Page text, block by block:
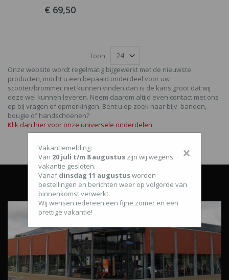
€ 69,50
Toon
Onze website wordt regelmatig bijgewerkt met de nieuwste
producten, mocht u een bepaald onderdeel voor uw
scooter/brommer niet kunnen vinden dan is de kans groot dat wij
deze wel kunnen leveren. Neem daarom altijd even contact met ons
op bij vragen of opmerkingen. Bent u op zoek naar bijv. banden,
bougie of handschoenen?
Klik dan hier voor onze universele onderdelen
×
Vakantiemelding:
Van 20 juli t/m 8 augustus zijn wij wegens
vakantie gesloten.
Vanafdinsdag 11 augustusworden
bestellingen en berichten weer op volgorde van
binnenkomst verwerkt.
Wij wensen iedereen een fijne zomer en een
prettige vakantie!